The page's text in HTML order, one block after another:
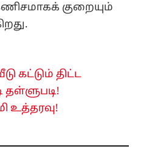
குறையும்
கட்டும் திட்ட
தள்ளுபடி!
உத்தரவு!